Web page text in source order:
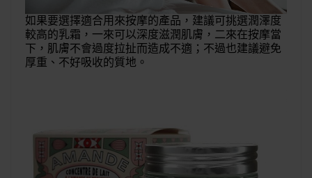
如果要選擇適合用來按摩的產品，建議可挑選潤澤度
較高的乳霜，一來可以深度滋潤肌膚，二來在按摩當
下，肌膚不會過度拉扯而造成不適；不過也建議避免
厚重、不好吸收的質地。